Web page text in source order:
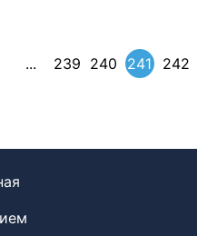
... 239 240 241 242